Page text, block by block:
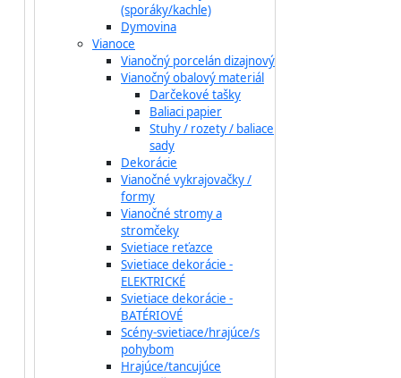
(sporáky/kachle)
Dymovina
Vianoce
Vianočný porcelán dizajnový
Vianočný obalový materiál
Darčekové tašky
Baliaci papier
Stuhy / rozety / baliace
sady
Dekorácie
Vianočné vykrajovačky /
formy
Vianočné stromy a
stromčeky
Svietiace reťazce
Svietiace dekorácie -
ELEKTRICKÉ
Svietiace dekorácie -
BATÉRIOVÉ
Scény-svietiace/hrajúce/s
pohybom
Hrajúce/tancujúce